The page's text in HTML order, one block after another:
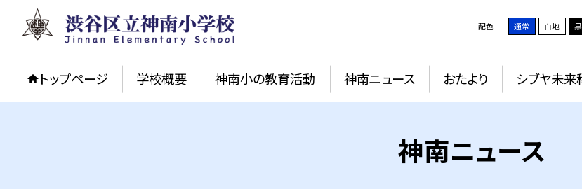
配色 通常 白地
トップページ 学校概要 神南小の教育活動 神南ニュース おたより シブヤ未
神南ニュース